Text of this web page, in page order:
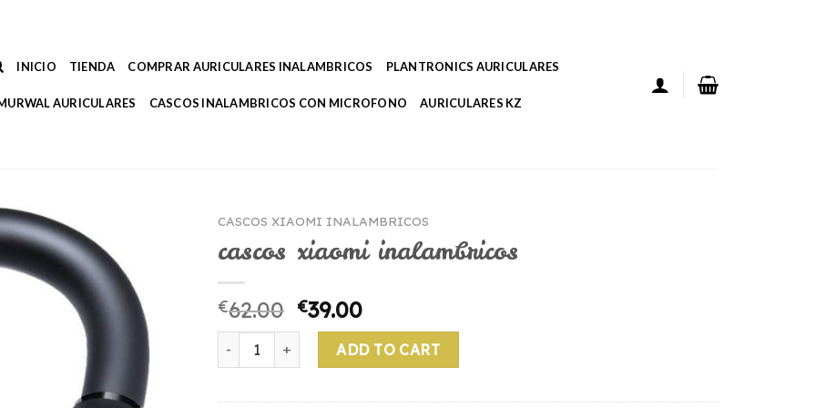
INICIO TIENDA COMPRAR AURICULARES INALAMBRICOS PLANTRONICS AURICULARES
AURICULARES CASCOS INALAMBRICOS CON MICROFONO AURICULARES KZ
CASCOS XIAOMI INALAMBRICOS
cascos xiaomi inalambricos
€62.00 €39.00
cascos xiaomi inalambricos quantity
ADD TO CART